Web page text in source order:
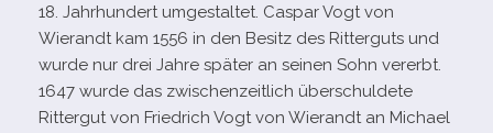
18. Jahrhundert umge­stal­tet. Caspar Vogt von
Wierandt kam 1556 in den Besitz des Ritterguts und
wurde nur drei Jahre spä­ter an sei­nen Sohn ver­erbt.
1647 wurde das zwi­schen­zeit­lich über­schul­dete
Rittergut von Friedrich Vogt von Wierandt an Michael